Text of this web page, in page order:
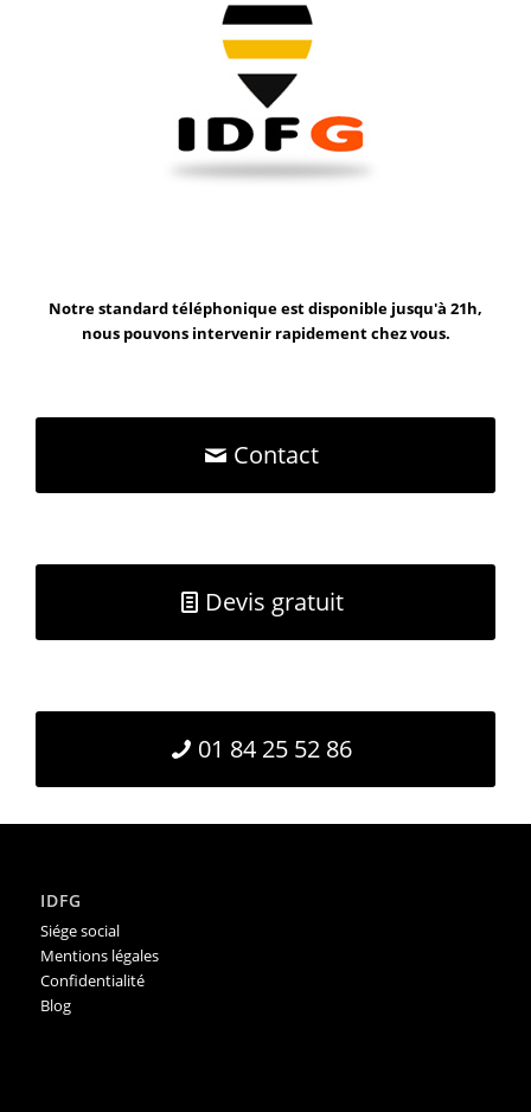
Notre standard téléphonique est disponible jusqu'à 21h,
nous pouvons intervenir rapidement chez vous.
Contact
Devis gratuit
01 84 25 52 86
IDFG
Siége social
Mentions légales
Confidentialité
Blog